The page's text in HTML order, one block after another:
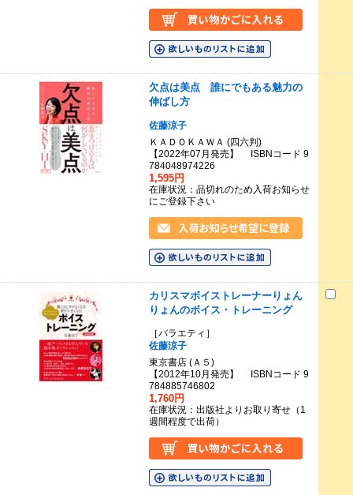
欠点は美点 誰にでもある魅力の
伸ばし方
佐藤涼子
ＫＡＤＯＫＡＷＡ (四六判)
【2022年07月発売】 ISBNコード 9
784048974226
1,595円
在庫状況：品切れのため入荷お知らせ
にご登録下さい
カリスマボイストレーナーりょん
りょんのボイス・トレーニング
［バラエティ］
佐藤涼子
東京書店 (Ａ５)
【2012年10月発売】 ISBNコード 9
784885746802
1,760円
在庫状況：出版社よりお取り寄せ（1
週間程度で出荷）